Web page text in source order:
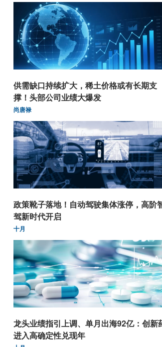
供需缺口持续扩大，稀土价格或有长期支
撑！头部公司业绩大爆发
尚唐禄
政策靴子落地！自动驾驶集体涨停，高阶
驾新时代开启
十月
龙头业绩指引上调、单月出海92亿：创新
进入高确定性兑现年